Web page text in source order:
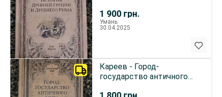
1 900 грн.
Умань
30.04.2025
Кареев - Город-
государство античного